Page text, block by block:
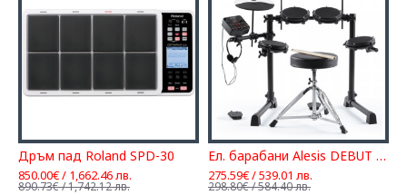
Дръм пад Roland SPD-30
850.00€ / 1,662.46 лв.
890.73€ / 1,742.12 лв.
Ел. барабани Alesis DEBUT KIT
275.59€ / 539.01 лв.
298.80€ / 584.40 лв.